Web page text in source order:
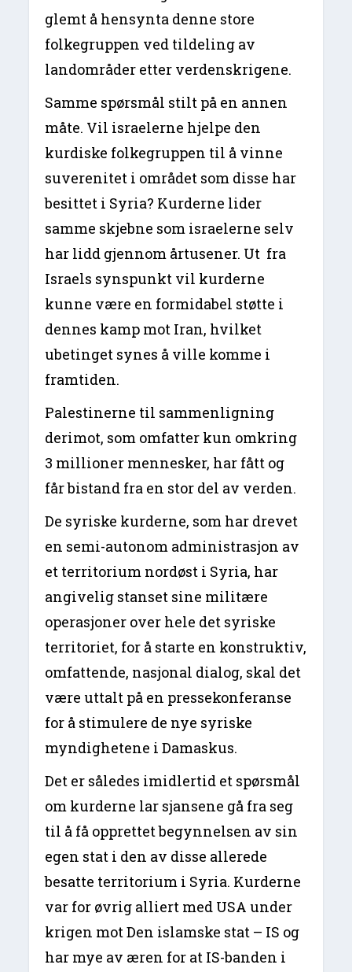
glemt å hensynta denne store
folkegruppen ved tildeling av
landområder etter verdenskrigene.
Samme spørsmål stilt på en annen
måte. Vil israelerne hjelpe den
kurdiske folkegruppen til å vinne
suverenitet i området som disse har
besittet i Syria? Kurderne lider
samme skjebne som israelerne selv
har lidd gjennom årtusener. Ut fra
Israels synspunkt vil kurderne
kunne være en formidabel støtte i
dennes kamp mot Iran, hvilket
ubetinget synes å ville komme i
framtiden.
Palestinerne til sammenligning
derimot, som omfatter kun omkring
3 millioner mennesker, har fått og
får bistand fra en stor del av verden.
De syriske kurderne, som har drevet
en semi-autonom administrasjon av
et territorium nordøst i Syria, har
angivelig stanset sine militære
operasjoner over hele det syriske
territoriet, for å starte en konstruktiv,
omfattende, nasjonal dialog, skal det
være uttalt på en pressekonferanse
for å stimulere de nye syriske
myndighetene i Damaskus.
Det er således imidlertid et spørsmål
om kurderne lar sjansene gå fra seg
til å få opprettet begynnelsen av sin
egen stat i den av disse allerede
besatte territorium i Syria. Kurderne
var for øvrig alliert med USA under
krigen mot Den islamske stat – IS og
har mye av æren for at IS-banden i